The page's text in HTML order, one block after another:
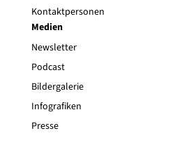
Kontaktpersonen
Medien
Newsletter
Podcast
Bildergalerie
Infografiken
Presse